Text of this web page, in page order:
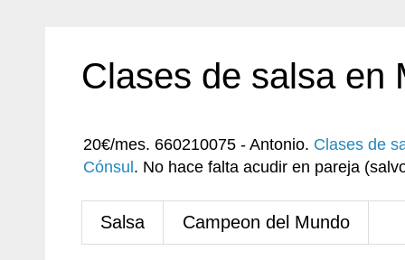
Clases de salsa en
20€/mes. 660210075 - Antonio. Clases de
Cónsul . No hace falta acudir en pareja
Salsa Campeon del Mundo